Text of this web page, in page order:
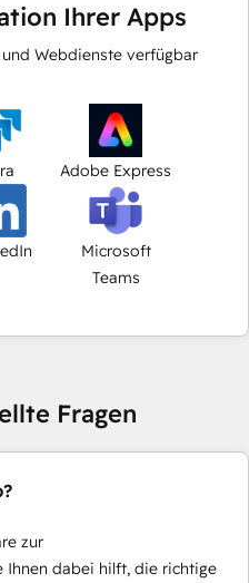
Ihrer Apps
Webdienste verfügbar
Adobe Express
Microsoft
Teams
Fragen
zur
Ihnen dabei hilft, die richtige